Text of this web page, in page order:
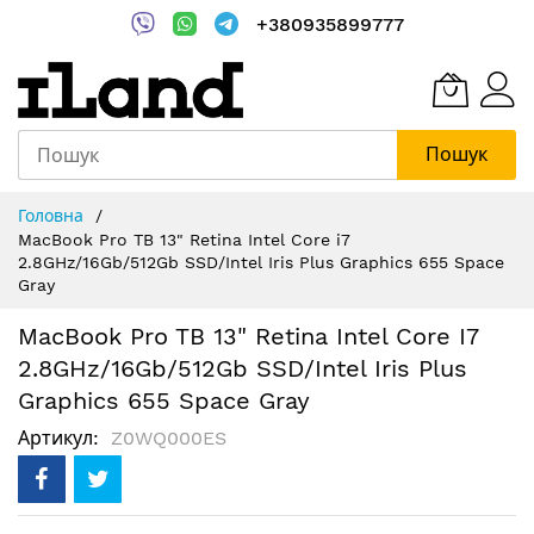
+380935899777
Пошук
Content
Головна
MacBook Pro TB 13" Retina Intel Core i7
2.8GHz/16Gb/512Gb SSD/Intel Iris Plus Graphics 655 Space
Gray
MacBook Pro TB 13" Retina Intel Core I7
2.8GHz/16Gb/512Gb SSD/Intel Iris Plus
Graphics 655 Space Gray
Артикул Z0WQ000ES